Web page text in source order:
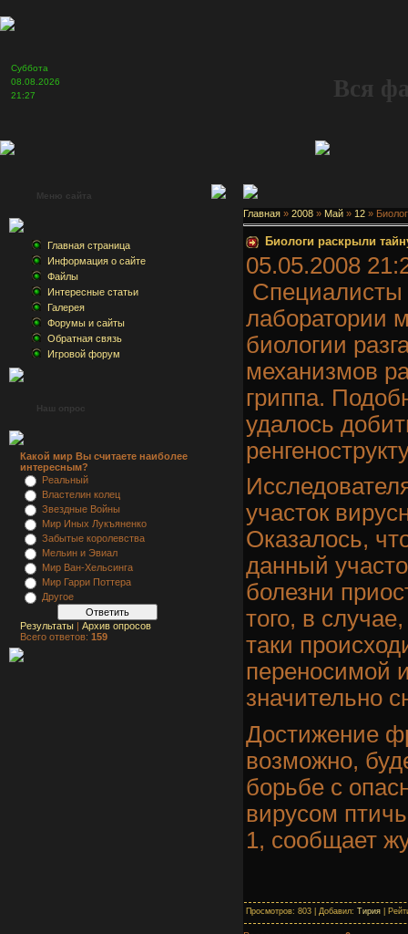
Суббота
08.08.2026
21:27
Вся
Меню сайта
Главная страница
Информация о сайте
Файлы
Интересные статьи
Галерея
Форумы и сайты
Обратная связь
Игровой форум
Наш опрос
Какой мир Вы считаете наиболее
интересным?
Реальный
Властелин колец
Звездные Войны
Мир Иных Лукъяненко
Забытые королевства
Мельин и Эвиал
Мир Ван-Хельсинга
Мир Гарри Поттера
Другое
Результаты | Архив опросов
Всего ответов: 159
Главная » 2008 » Май » 12 »
Биологи раскрыли
05.05.2008
Специалисты
лаборатории
биологии
механизмов
гриппа.
удалось
участок
Оказалось,
данный
болезни
того, в
таки
переносимой
значительно
Достижение
возможно,
борьбе с
вирусом
1, сообщает
Просмотров: 803 | Добавил: Тирия |